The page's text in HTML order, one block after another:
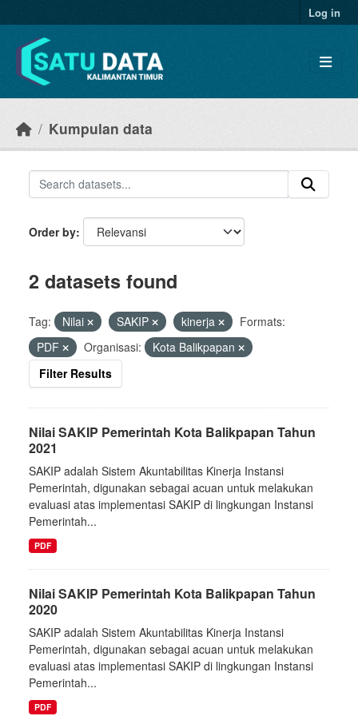
Log in
Kumpulan data
Order by
2 datasets found
Tag: Nilai SAKIP kinerja
Formats:
PDF
Organisasi:
Kota Balikpapan
Filter Results
Nilai SAKIP Pemerintah Kota Balikpapan Tahun
2021
SAKIP adalah Sistem Akuntabilitas Kinerja Instansi
Pemerintah, digunakan sebagai acuan untuk melakukan
evaluasi atas implementasi SAKIP di lingkungan Instansi
Pemerintah...
PDF
Nilai SAKIP Pemerintah Kota Balikpapan Tahun
2020
SAKIP adalah Sistem Akuntabilitas Kinerja Instansi
Pemerintah, digunakan sebagai acuan untuk melakukan
evaluasi atas implementasi SAKIP di lingkungan Instansi
Pemerintah...
PDF